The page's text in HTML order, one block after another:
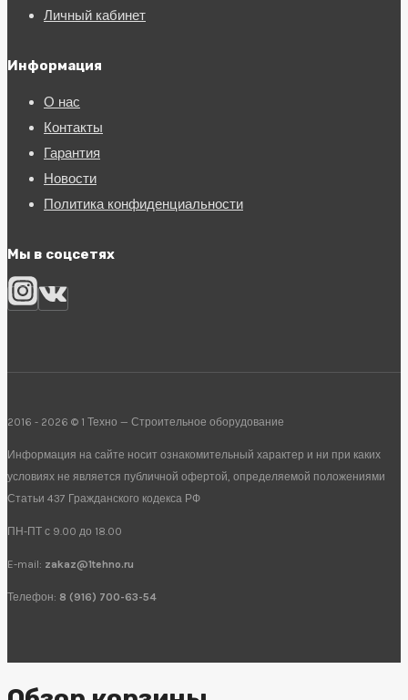
Личный кабинет
Информация
О нас
Контакты
Гарантия
Новости
Политика конфиденциальности
Мы в соцсетях
2016 - 2026 © 1 Техно — Строительное оборудование
Информация на сайте носит ознакомительный характер и ни при каких
условиях не является публичной офертой, определяемой положениями
Статьи 437 Гражданского кодекса РФ
ПН-ПТ с 9.00 до 18.00
E-mail: zakaz@1tehno.ru
Телефон: 8 (916) 700-63-54